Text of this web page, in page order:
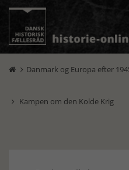
 Danmark og Europa efter
 Kampen om den Kolde Krig